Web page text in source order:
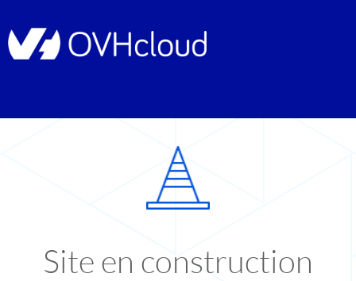
Site en construction